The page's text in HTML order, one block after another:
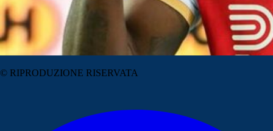
© RIPRODUZIONE RISERVATA